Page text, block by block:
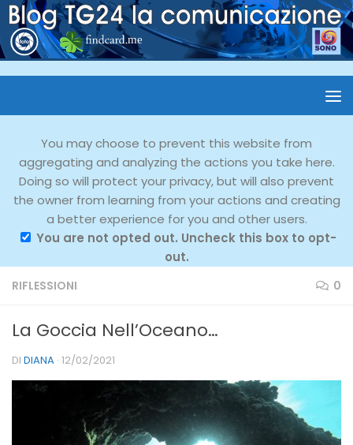
You may choose to prevent this website from
aggregating and analyzing the actions you take here.
Doing so will protect your privacy, but will also prevent
the owner from learning from your actions and creating
a better experience for you and other users.
You are not opted out. Uncheck this box to opt-
out.
RIFLESSIONI 0
La Goccia Nell’Oceano…
DI DIANA · 12/02/2021